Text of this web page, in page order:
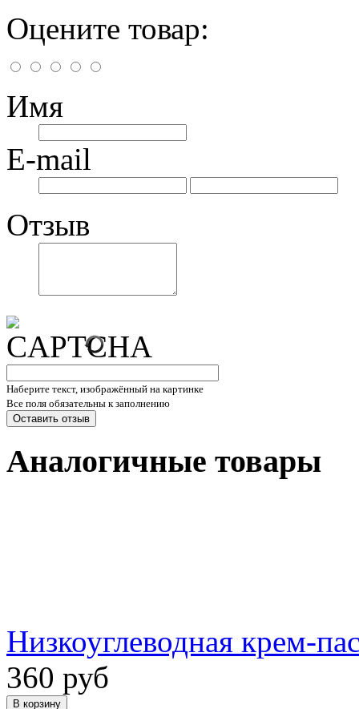
Оцените товар:
Имя
E-mail
Отзыв
Наберите текст, изображённый на картинке
Все поля обязательны к заполнению
Аналогичные товары
Низкоуглеводная крем-
360 руб